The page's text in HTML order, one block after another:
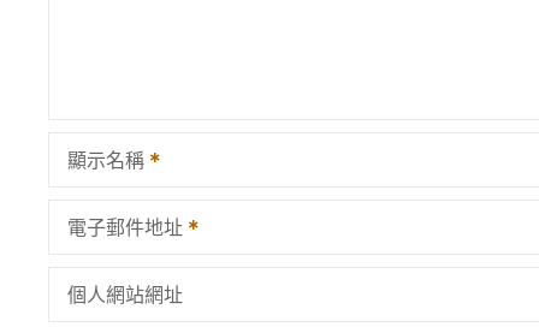
顯示名稱
電子郵件地址
個人網站網址